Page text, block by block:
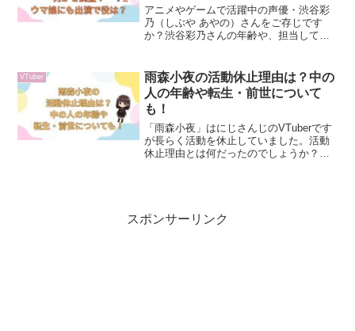
アニメやゲームで活躍中の声優・渋谷彩
乃（しぶや あやの）さんをご存じです
か？渋谷彩乃さんの年齢や、担当してい
す。そこで、今回は渋谷彩乃さんの年齢
やプロフィール、担当キャラ、人気のウ
マ娘での担当キャラなどをまとめてご紹
介します！
VTuber
雨森小夜の活動休止理由は？中の
人の年齢や転生・前世について
も！
「雨森小夜」はにじさんじのVTuberです
が長らく活動を休止していました。活動
休止理由とは何だったのでしょうか？こ
スポンサーリンク